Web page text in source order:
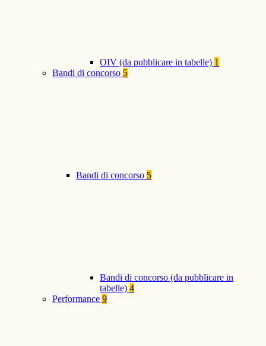
OIV (da pubblicare in tabelle) 1
Bandi di concorso 5
Bandi di concorso 5
Bandi di concorso (da pubblicare in
tabelle) 4
Performance 9